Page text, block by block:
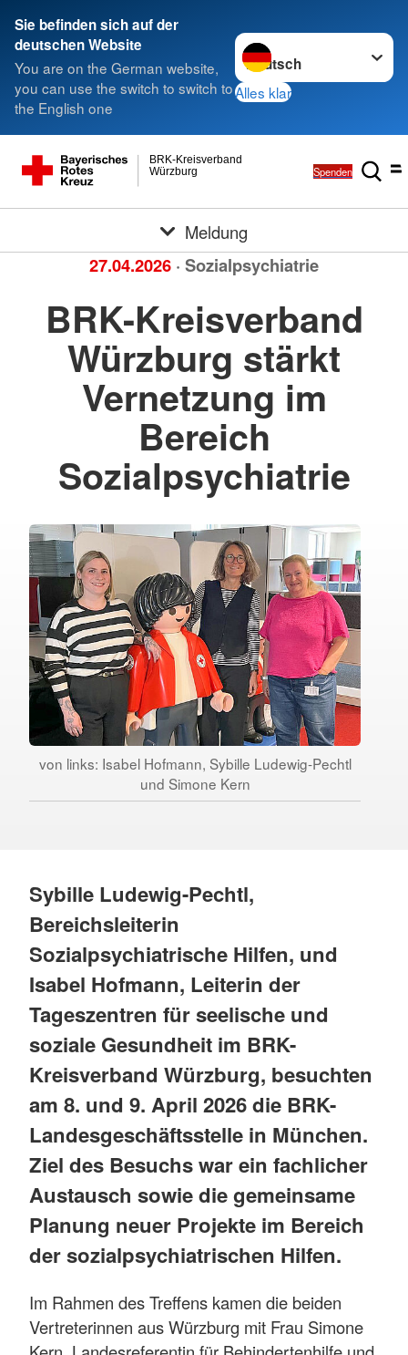
Sie befinden sich auf der
deutschen Website
You are on the German website,
you can use the switch to switch to
the English one
Sprache wechseln zu
Alles klar
Würzburg
BRK-Kreisverband
Spenden
Meldung
27.04.2026 · Sozialpsychiatrie
BRK-Kreisverband
Würzburg stärkt
Vernetzung im
Bereich
Sozialpsychiatrie
von links: Isabel Hofmann, Sybille Ludewig-Pechtl
und Simone Kern
Sybille Ludewig-Pechtl,
Bereichsleiterin
Sozialpsychiatrische Hilfen, und
Isabel Hofmann, Leiterin der
Tageszentren für seelische und
soziale Gesundheit im BRK-
Kreisverband Würzburg, besuchten
am 8. und 9. April 2026 die BRK-
Landesgeschäftsstelle in München.
Ziel des Besuchs war ein fachlicher
Austausch sowie die gemeinsame
Planung neuer Projekte im Bereich
der sozialpsychiatrischen Hilfen.
Im Rahmen des Treffens kamen die beiden
Vertreterinnen aus Würzburg mit Frau Simone